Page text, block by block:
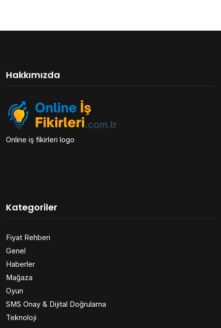
Hakkımızda
Online iş fikirleri logo
Kategoriler
Fiyat Rehberi
Genel
Haberler
Mağaza
Oyun
SMS Onay & Dijital Doğrulama
Teknoloji